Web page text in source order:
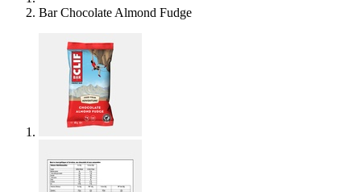
Bar Chocolate Almond Fudge